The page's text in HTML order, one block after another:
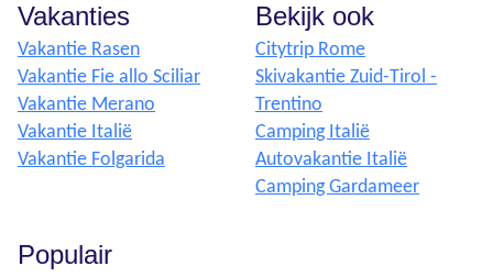
Vakanties
Vakantie Rasen
Vakantie Fie allo Sciliar
Vakantie Merano
Vakantie Italië
Vakantie Folgarida
Bekijk ook
Citytrip Rome
Skivakantie Zuid-Tirol -
Trentino
Camping Italië
Autovakantie Italië
Camping Gardameer
Populair